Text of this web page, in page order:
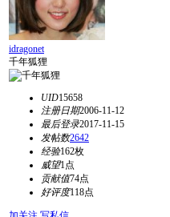
idragonet
千年狐狸
UID15658
注册日期2006-11-12
最后登录2017-11-15
发帖数2642
经验162枚
威望1点
贡献值74点
好评度118点